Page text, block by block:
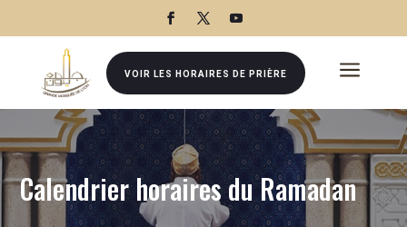
VOIR LES HORAIRES DE PRIÈRE a
Calendrier horaires du Ramadan